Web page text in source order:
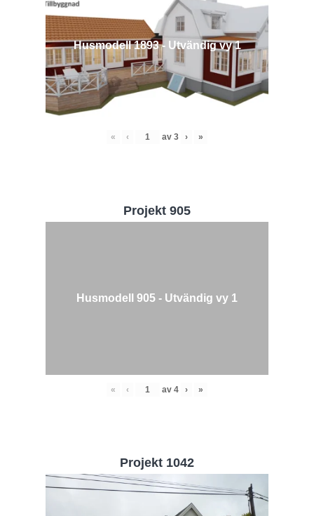
Husmodell 1893 - Utvändig vy 1
« ‹ av 3 › »
Projekt 905
Husmodell 905 - Utvändig vy 1
« ‹ av 4 › »
Projekt 1042